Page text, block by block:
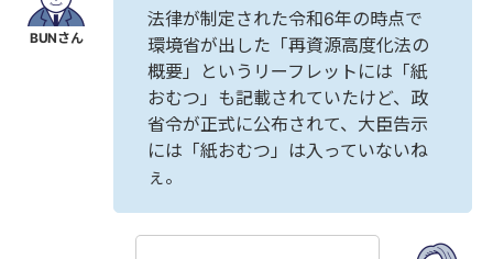
法律が制定された令和6年の時点で
環境省が出した「再資源高度化法の
概要」というリーフレットには「紙
おむつ」も記載されていたけど、政
省令が正式に公布されて、大臣告示
には「紙おむつ」は入っていないね
ぇ。